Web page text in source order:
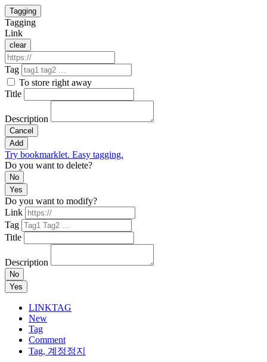
Tagging
Tagging
Link
clear
Tag
To store right away
Title
Description
Cancel
Add
Try bookmarklet. Easy tagging.
Do you want to delete?
No
Yes
Do you want to modify?
Link
Tag
Title
Description
No
Yes
LINKTAG
New
Tag
Comment
Tag, 계정정지